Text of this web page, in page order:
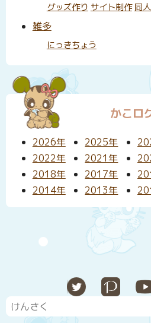
グッズ作り サイト制作 同
雑多
にっきちょう
かこロ
2026年 2025年
2022年
2021年
2018年
2017年
2014年
2013年
Pixiv